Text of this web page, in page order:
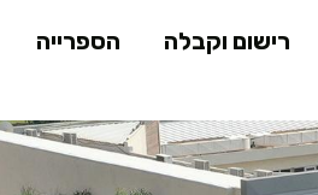
לתוכןרישום וקבלה
הספרייה